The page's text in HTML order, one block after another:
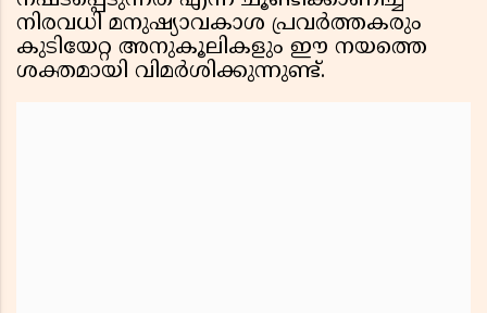
നിരവധി മനുഷ്യാവകാശ പ്രവർത്തകരും
കുടിയേറ്റ അനുകൂലികളും ഈ നയത്തെ
ശക്തമായി വിമർശിക്കുന്നുണ്ട്.